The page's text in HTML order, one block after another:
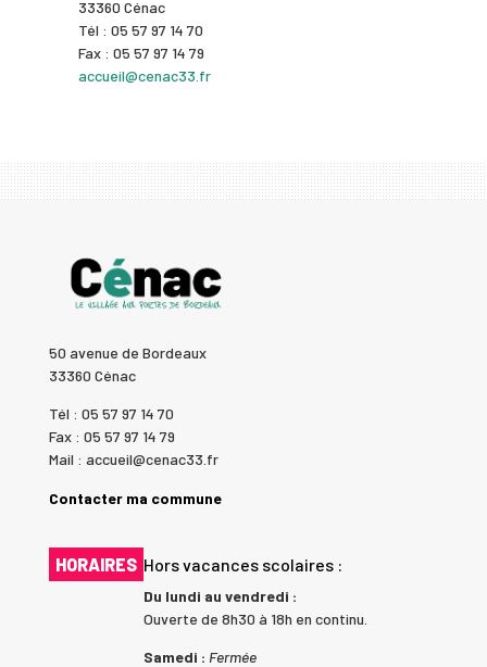
33360 Cénac
Tél : 05 57 97 14 70
Fax : 05 57 97 14 79
accueil@cenac33.fr
50 avenue de Bordeaux
33360 Cénac
Tél : 05 57 97 14 70
Fax : 05 57 97 14 79
Mail : accueil@cenac33.fr
Contacter ma commune
HORAIRES Hors vacances scolaires :
Du lundi au vendredi :
Ouverte de 8h30 à 18h en continu.
Samedi : Fermée